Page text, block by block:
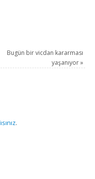
Bugün bir vicdan kararması
yaşanıyor»
.